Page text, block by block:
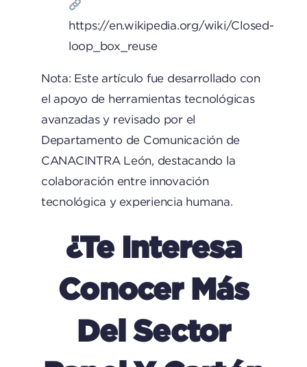
https://en.wikipedia.org/wiki/Closed-
loop_box_reuse
Nota: Este artículo fue desarrollado con
el apoyo de herramientas tecnológicas
avanzadas y revisado por el
Departamento de Comunicación de
CANACINTRA León, destacando la
colaboración entre innovación
tecnológica y experiencia humana.
¿Te Interesa
Conocer Más
Del Sector